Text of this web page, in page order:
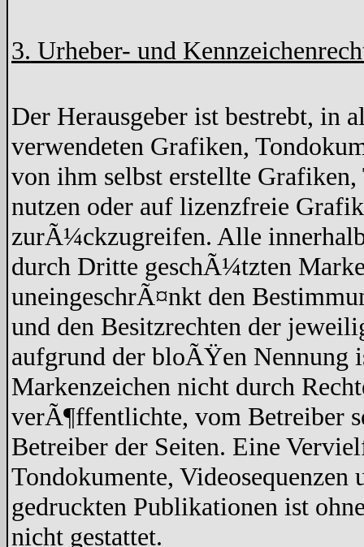
3. Urheber- und
Der Herausgeber ist bestrebt, in
verwendeten Grafiken,
von ihm selbst erstellte Grafiken,
nutzen oder auf lizenzfreie
zurÃ¼ckzugreifen. Alle
durch Dritte geschÃ¼tzten
uneingeschrÃ¤nkt den
und den Besitzrechten der
aufgrund der bloÃŸen Nennung
Markenzeichen nicht durch
verÃ¶ffentlichte, vom Betreiber
Betreiber der Seiten. Eine
Tondokumente, Videosequenzen
gedruckten Publikationen ist
nicht gestattet.